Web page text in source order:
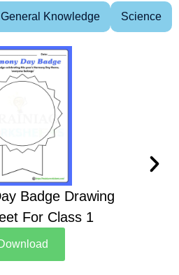
General Knowledge Science
Badge Drawing
For Class 1